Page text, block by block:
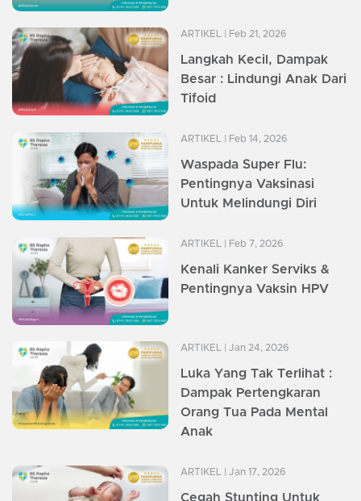
ARTIKEL | Feb 21, 2026
Langkah Kecil, Dampak
Besar : Lindungi Anak Dari
Tifoid
ARTIKEL | Feb 14, 2026
Waspada Super Flu:
Pentingnya Vaksinasi
Untuk Melindungi Diri
ARTIKEL | Feb 7, 2026
Kenali Kanker Serviks &
Pentingnya Vaksin HPV
ARTIKEL | Jan 24, 2026
Luka Yang Tak Terlihat :
Dampak Pertengkaran
Orang Tua Pada Mental
Anak
ARTIKEL | Jan 17, 2026
Cegah Stunting Untuk